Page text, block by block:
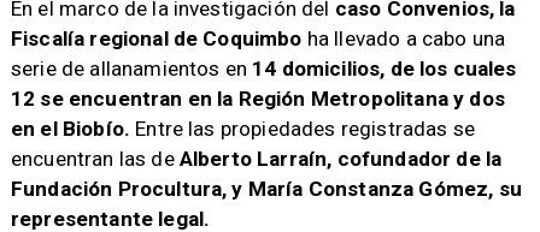
En el marco de la investigación del caso Convenios, la
Fiscalía regional de Coquimbo ha llevado a cabo una
serie de allanamientos en 14 domicilios, de los cuales
12 se encuentran en la Región Metropolitana y dos
en el Biobío. Entre las propiedades registradas se
encuentran las de Alberto Larraín, cofundador de la
Fundación Procultura, y María Constanza Gómez, su
representante legal.